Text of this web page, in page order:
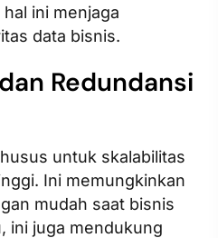
ini menjaga
data bisnis.
Redundansi
untuk skalabilitas
Ini memungkinkan
mudah saat bisnis
ini juga mendukung